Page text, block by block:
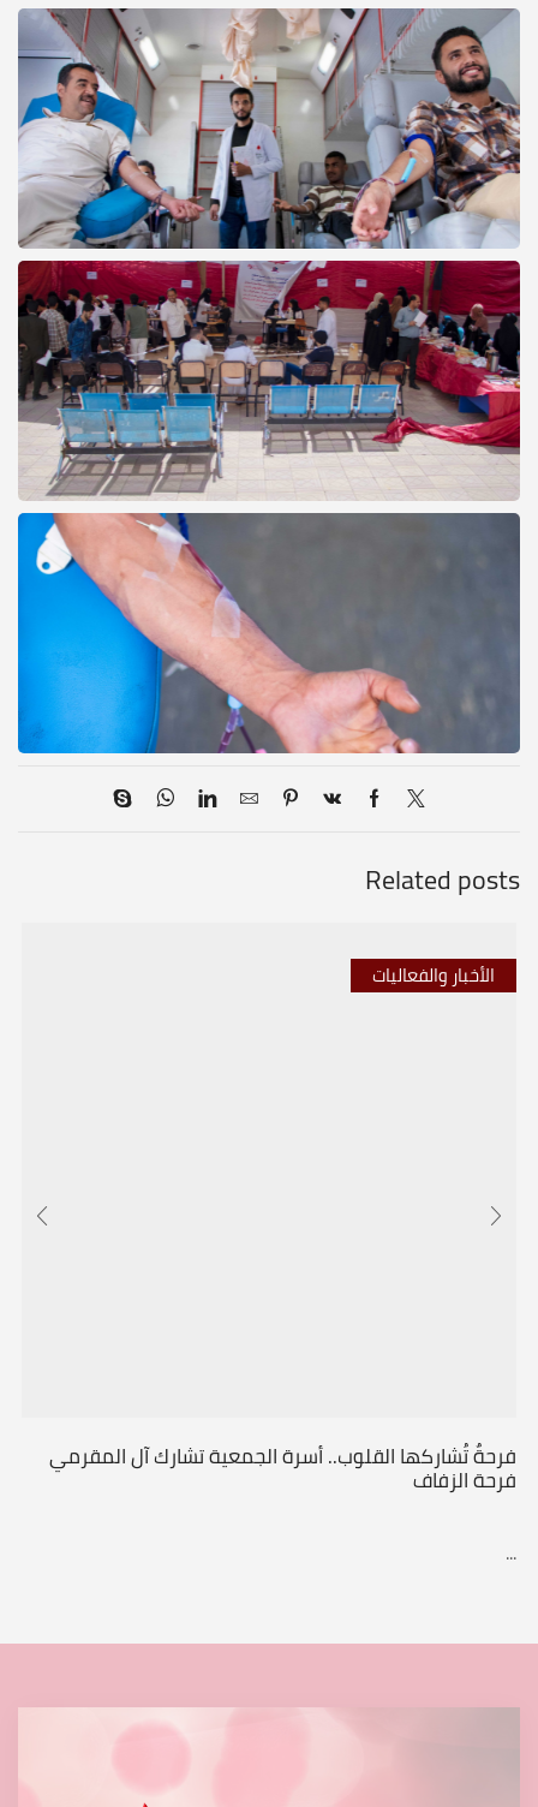
Related posts
الأخبار والفعاليات
فرحةٌ تُشاركها القلوب.. أسرة الجمعية تشارك آل المقرمي
فرحة الزفاف
...